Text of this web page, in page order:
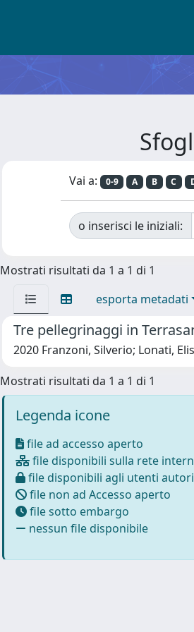
Vai a: 0-9 A B C
o inserisci le iniziali:
Mostrati risultati da 1 a 1 di 1
esporta metadati
Tre pellegrinaggi in
2020 Franzoni, Silverio; Lonati,
Mostrati risultati da 1 a 1 di 1
Legenda icone
file ad accesso aperto
file disponibili sulla rete
file disponibili agli utenti
file non ad Accesso aperto
file sotto embargo
nessun file disponibile